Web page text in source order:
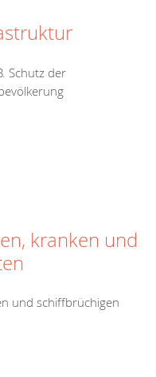
Schutz der
kranken und
und schiffbrüchigen